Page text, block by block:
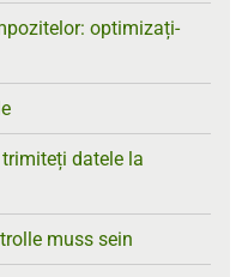
optimizați-
datele la
muss sein